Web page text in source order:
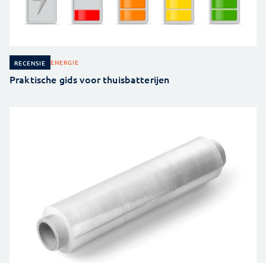
RECENSIE ENERGIE
Praktische gids voor thuisbatterijen